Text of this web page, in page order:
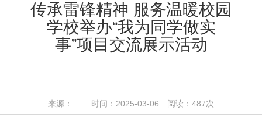
传承雷锋精神 服务温暖校园
学校举办“我为同学做实
事”项目交流展示活动
来源： 时间：2025-03-06 阅读： 487次